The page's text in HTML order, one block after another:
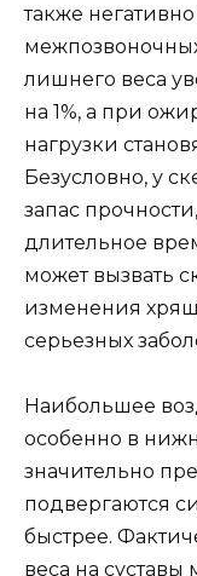
также
лишнего веса
на 1%, а при
нагрузки
Безусловно, у
запас
длительное
может вызвать
изменения
серьезных
Наибольшее
особенно в
значительно
подвергаются
быстрее.
веса на суставы